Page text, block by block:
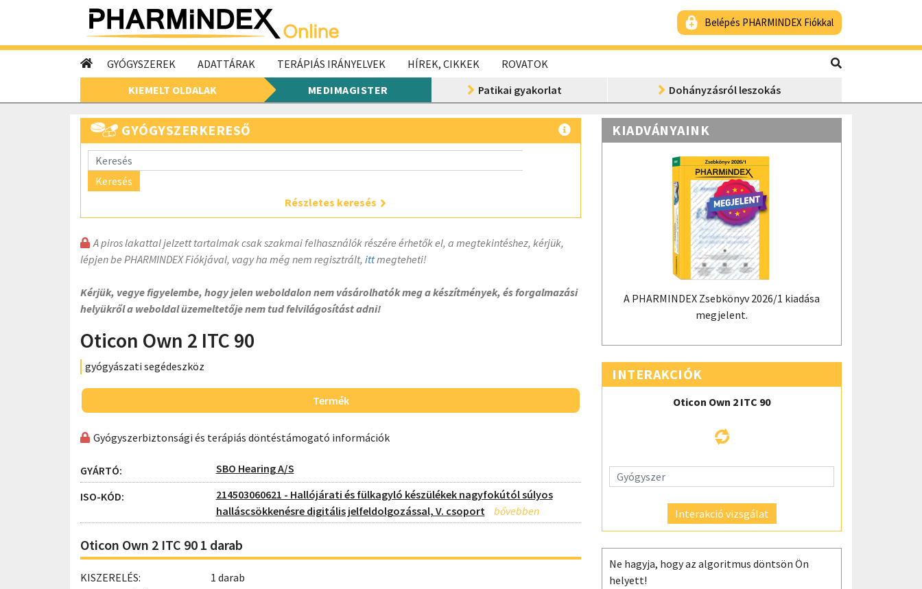
Belépés PHARMINDEX Fiókkal
GYÓGYSZEREK ADATTÁRAK TERÁPIÁS IRÁNYELVEK HÍREK, CIKKEK
ROVATOK
KIEMELT OLDALAK
MEDIMAGISTER Patikai gyakorlat Dohányzásról leszokás
GYÓGYSZERKERESŐ
Keresés
Részletes keresés
A piros lakattal jelzett tartalmak csak szakmai felhasználók részére érhetők el, a megtekintéshez, kérjük,
lépjen be PHARMINDEX Fiókjával, vagy ha még nem regisztrált, ittmegteheti!
Kérjük, vegye figyelembe, hogy jelen weboldalon nem vásárolhatók meg a készítmények, és forgalmazási
helyükről a weboldal üzemeltetője nem tud felvilágosítást adni!
Oticon Own 2 ITC 90
gyógyászati segédeszköz
Termék
Gyógyszerbiztonsági és terápiás döntéstámogató információk
GYÁRTÓ: SBO Hearing A/S
ISO-KÓD:
214503060621 - Hallójárati és fülkagyló készülékek nagyfokútól súlyos
halláscsökkenésre digitális jelfeldolgozással, V. csoport
Oticon Own 2 ITC 90 1 darab
KISZERELÉS:
1 darab
KIADVÁNYAINK
A PHARMINDEX Zsebkönyv 2026/1 kiadása
megjelent.
INTERAKCIÓK
Oticon Own 2 ITC 90
Interakció vizsgálat
Ne hagyja, hogy az algoritmus döntsön Ön
helyett!